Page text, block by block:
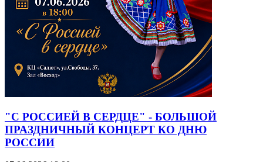
"С РОССИЕЙ В СЕРДЦЕ" - БОЛЬШОЙ
ПРАЗДНИЧНЫЙ КОНЦЕРТ КО ДНЮ
РОССИИ